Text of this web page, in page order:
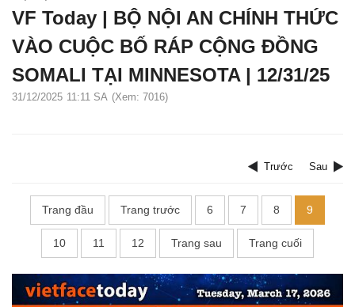
VF Today | BỘ NỘI AN CHÍNH THỨC
VÀO CUỘC BỐ RÁP CỘNG ĐỒNG
SOMALI TẠI MINNESOTA | 12/31/25
31/12/2025 11:11 SA (Xem: 7016)
Trước Sau
Trang đầu Trang trước 6 7 8 9
10 11 12 Trang sau Trang cuối